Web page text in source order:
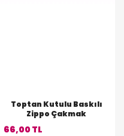
Toptan Kutulu Baskılı
Zippo Çakmak
66,00 TL